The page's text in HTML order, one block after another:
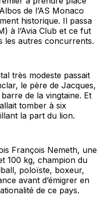
de l’AS Mo­naco
historique. Il passa
à l’Avia Club et ce fut
les autres concurrents.
très modeste passait
le père de Jacques,
de la vingtaine. Et
tomber à six
la part du lion.
François Nemeth, une
100 kg, champion du
poloïste, boxeur,
avant d’émigrer en
de ce pays.